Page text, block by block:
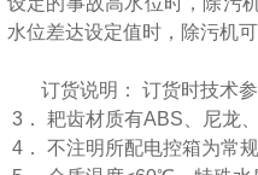
水位差达设定值时，除污机
订货说明： 订货时技术
3． 耙齿材质有ABS、尼龙
4． 不注明所配电控箱为常